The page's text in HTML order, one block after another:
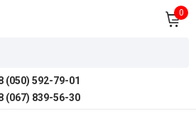
0
(050) 592-79-01
(067) 839-56-30